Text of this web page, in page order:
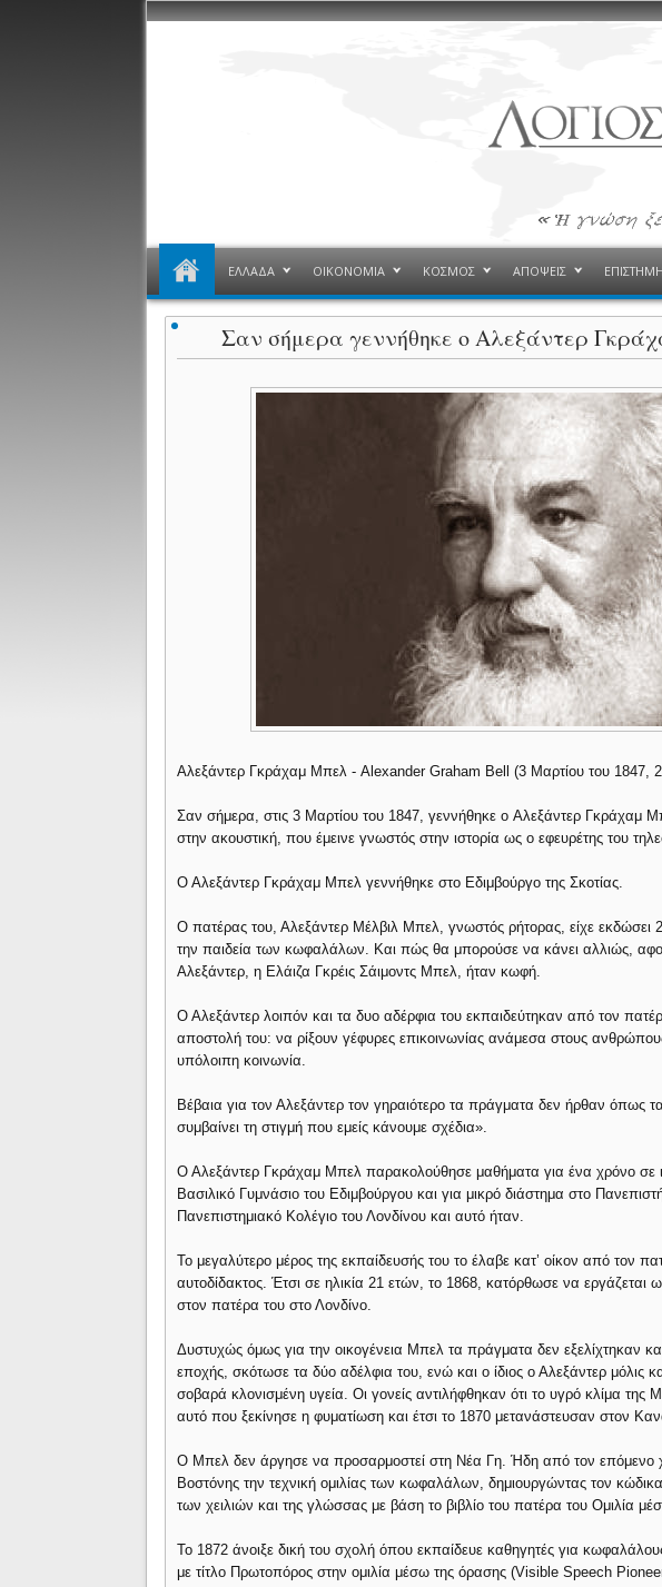
ΕΛΛΑΔΑ ΟΙΚΟΝΟΜΙΑ ΚΟΣΜΟΣ ΑΠΟΨΕΙΣ ΕΠΙΣΤΗΜΗ
Σαν σήμερα γεννήθηκε ο Αλεξάντερ
Αλεξάντερ Γκράχαμ Μπελ - Alexander Graham Bell (3 Μαρτίου του 1847,
Σαν σήμερα, στις 3 Μαρτίου του 1847, γεννήθηκε o Αλεξάντερ Γκράχαμ
στην ακουστική, που έμεινε γνωστός στην ιστορία ως ο εφευρέτης του
Ο Αλεξάντερ Γκράχαμ Μπελ γεννήθηκε στο Εδιμβούργο της Σκοτίας.
Ο πατέρας του, Αλεξάντερ Μέλβιλ Μπελ, γνωστός ρήτορας, είχε εκδώσει
την παιδεία των κωφαλάλων. Και πώς θα μπορούσε να κάνει αλλιώς,
Αλεξάντερ, η Ελάιζα Γκρέις Σάιμοντς Μπελ, ήταν κωφή.
Ο Αλεξάντερ λοιπόν και τα δυο αδέρφια του εκπαιδεύτηκαν από τον
αποστολή του: να ρίξουν γέφυρες επικοινωνίας ανάμεσα στους
υπόλοιπη κοινωνία.
Βέβαια για τον Αλεξάντερ τον γηραιότερο τα πράγματα δεν ήρθαν όπως
συμβαίνει τη στιγμή που εμείς κάνουμε σχέδια».
Ο Αλεξάντερ Γκράχαμ Μπελ παρακολούθησε μαθήματα για ένα χρόνο σε
Βασιλικό Γυμνάσιο του Εδιμβούργου και για μικρό διάστημα στο
Πανεπιστημιακό Κολέγιο του Λονδίνου και αυτό ήταν.
Το μεγαλύτερο μέρος της εκπαίδευσής του το έλαβε κατ’ οίκον από τον
αυτοδίδακτος. Έτσι σε ηλικία 21 ετών, το 1868, κατόρθωσε να εργάζεται
στον πατέρα του στο Λονδίνο.
Δυστυχώς όμως για την οικογένεια Μπελ τα πράγματα δεν εξελίχτηκαν
εποχής, σκότωσε τα δύο αδέλφια του, ενώ και ο ίδιος ο Αλεξάντερ μόλις
σοβαρά κλονισμένη υγεία. Οι γονείς αντιλήφθηκαν ότι το υγρό κλίμα της
αυτό που ξεκίνησε η φυματίωση και έτσι το 1870 μετανάστευσαν στον
Ο Μπελ δεν άργησε να προσαρμοστεί στη Νέα Γη. Ήδη από τον επόμενο
Βοστόνης την τεχνική ομιλίας των κωφαλάλων, δημιουργώντας τον κώδικα
των χειλιών και της γλώσσας με βάση το βιβλίο του πατέρα του Ομιλία
Το 1872 άνοιξε δική του σχολή όπου εκπαίδευε καθηγητές για
με τίτλο Πρωτοπόρος στην ομιλία μέσω της όρασης (Visible Speech